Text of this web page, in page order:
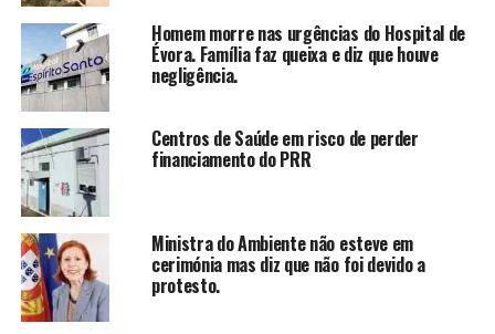
Homem morre nas urgências do Hospital de
Évora. Família faz queixa e diz que houve
negligência.
Centros de Saúde em risco de perder
financiamento do PRR
Ministra do Ambiente não esteve em
cerimónia mas diz que não foi devido a
protesto.